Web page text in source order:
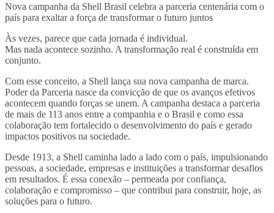
Nova campanha da Shell Brasil celebra a parceria centenária com o
país para exaltar a força de transformar o futuro juntos
Às vezes, parece que cada jornada é individual.
Mas nada acontece sozinho. A transformação real é construída em
conjunto.
Com esse conceito, a Shell lança sua nova campanha de marca.
Poder da Parceria nasce da convicção de que os avanços efetivos
acontecem quando forças se unem. A campanha destaca a parceria
de mais de 113 anos entre a companhia e o Brasil e como essa
colaboração tem fortalecido o desenvolvimento do país e gerado
impactos positivos na sociedade.
Desde 1913, a Shell caminha lado a lado com o país, impulsionando
pessoas, a sociedade, empresas e instituições a transformar desafios
em resultados. É essa conexão – permeada por confiança,
colaboração e compromisso – que contribui para construir, hoje, as
soluções para o futuro.